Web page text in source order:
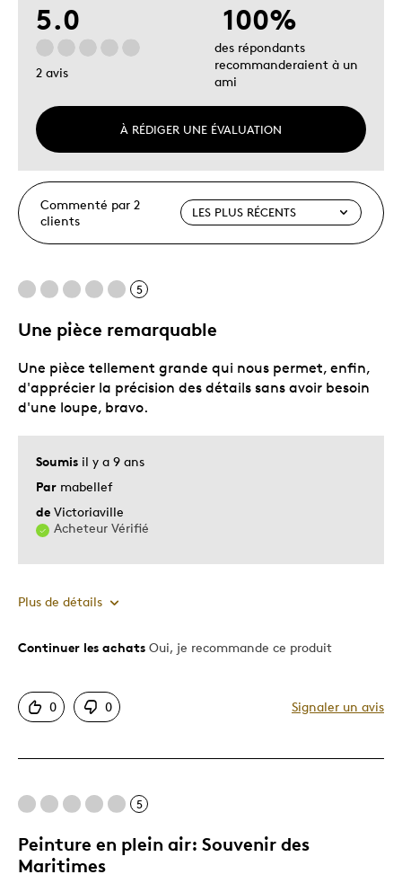
5.0
2 avis
À RÉDIGER UNE ÉVALUATION
100%
des répondants
recommanderaient à un
ami
Commenté par 2
clients
5
Une pièce remarquable
Soumis il y a 9 ans
Par mabellef
de Victoriaville
Acheteur Vérifié
Une pièce tellement grande qui nous permet, enfin,
d'apprécier la précision des détails sans avoir besoin
d'une loupe, bravo.
Plus de détails
Le pour
Motif attrayant
Très bonne qualité
Les meilleures utilisations
Continuer les achats Oui, je recommande ce produit
0 0 Signaler un avis
5
Peinture en plein air: Souvenir des
Maritimes